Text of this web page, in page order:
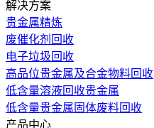
解决方案
贵金属精炼
废催化剂回收
电子垃圾回收
高品位贵金属及合金物料回收
低含量溶液回收贵金属
低含量贵金属固体废料回收
产品中心